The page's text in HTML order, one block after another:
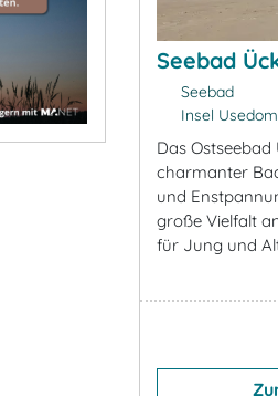
Seebad
Seebad
Insel Usedom
Das Ostseebad
charmanter
und
große Vielfalt
für Jung und